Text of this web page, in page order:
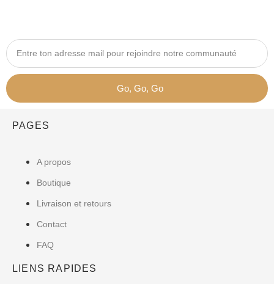
Go, Go, Go
PAGES
A propos
Boutique
Livraison et retours
Contact
FAQ
LIENS RAPIDES